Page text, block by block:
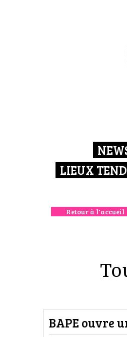
LIEUX
Retour à l'accueil
BAPE ouvre